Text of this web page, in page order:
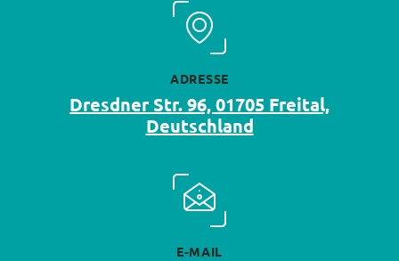
ADRESSE
Dresdner Str. 96, 01705 Freital,
Deutschland
E-MAIL